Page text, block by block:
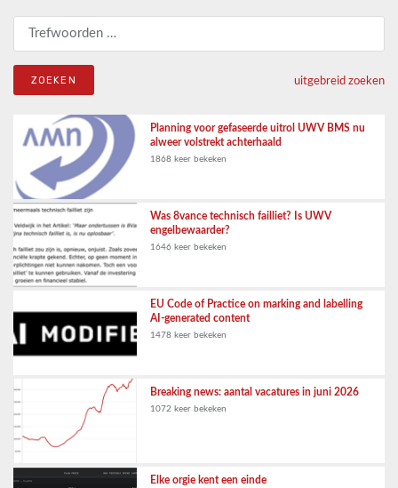
Zoeken naar:
uitgebreid zoeken
Planning voor gefaseerde uitrol UWV BMS nu
alweer volstrekt achterhaald
1868 keer bekeken
Was 8vance technisch failliet? Is UWV
engelbewaarder?
1646 keer bekeken
EU Code of Practice on marking and labelling
AI-generated content
1478 keer bekeken
Breaking news: aantal vacatures in juni 2026
1072 keer bekeken
Elke orgie kent een einde